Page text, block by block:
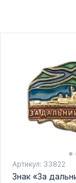
Артикул: 33822
Знак «За